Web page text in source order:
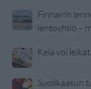
Finnairin
lentoyhtiö –
Kela voi
Suolikaasun